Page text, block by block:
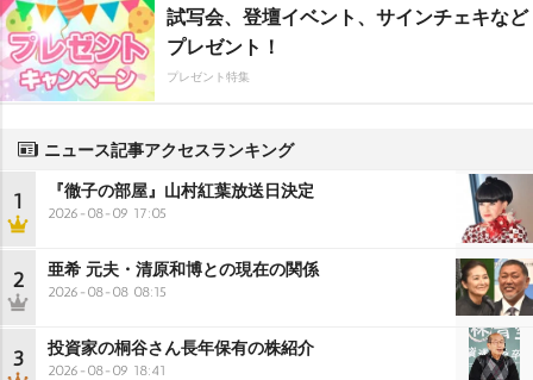
試写会、登壇イベント、サインチェキなど
プレゼント！
プレゼント特集
ニュース記事アクセスランキング
1 『徹子の部屋』山村紅葉放送日決定
2026-08-09 17:05
2 亜希 元夫・清原和博との現在の関係
2026-08-08 08:15
3 投資家の桐谷さん長年保有の株紹介
2026-08-09 18:41